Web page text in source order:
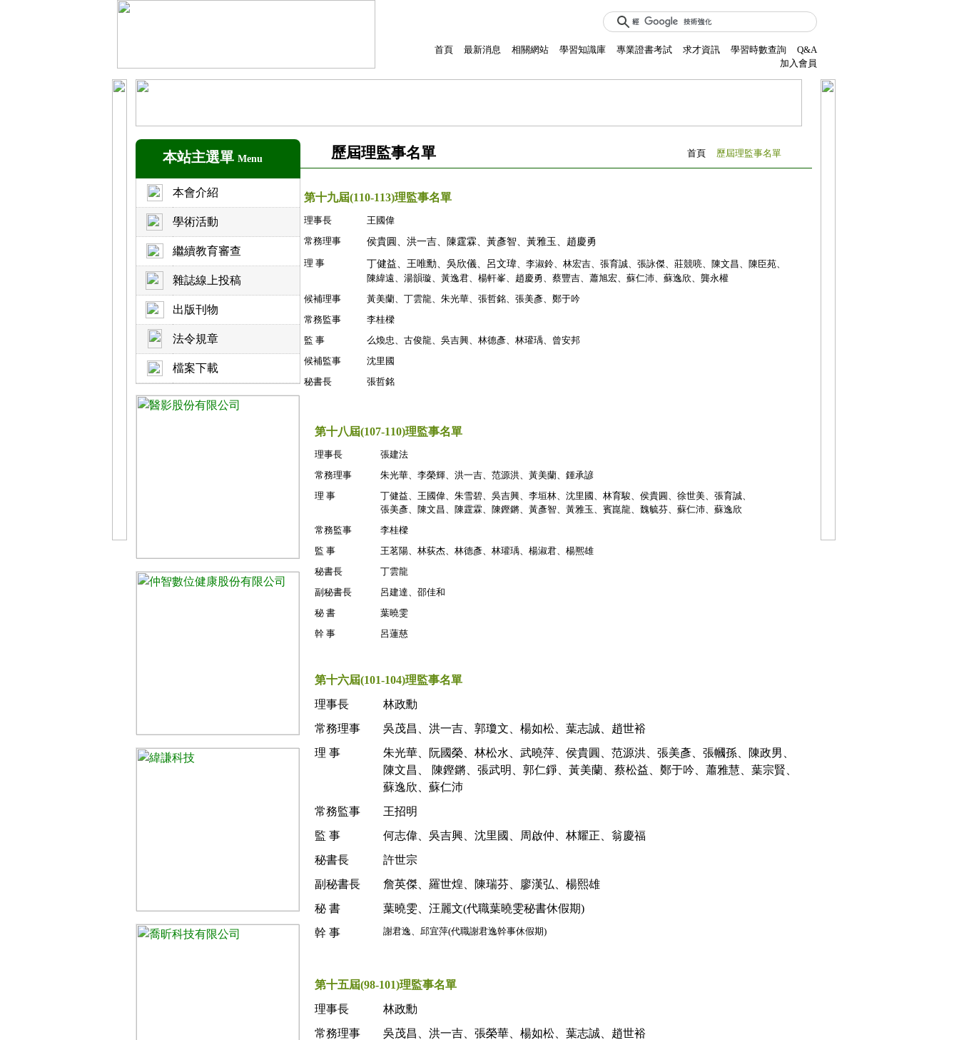
首頁 最新消息 相關網站 學習知識庫 專業證書考試 求才資訊 學習時數查詢
Q&A
加入會員
本站主選單 Menu
本會介紹
學術活動
繼續教育審查
雜誌線上投稿
出版刊物
法令規章
檔案下載
歷屆理監事名單 首頁 歷屆理監事名單
第十九屆(110-113)理監事名單
理事長
王國偉
常務理事
侯貴圓、洪一吉、陳霆霖、黃彥智、黃雅玉、趙慶勇
理 事
丁健益、王唯勳、吳欣儀、呂文瑋、李淑鈴、林宏吉、張育誠、張詠傑、莊競喨、陳文昌、陳臣苑、
陳緯遠、湯韻璇、黃逸君、楊軒峯、趙慶勇、蔡豐吉、蕭旭宏、蘇仁沛、蘇逸欣、龔永權
候補理事
黃美蘭、丁雲龍、朱光華、張哲銘、張美彥、鄭于吟
常務監事
李桂樑
監 事
么煥忠、古俊龍、吳吉興、林德彥、林瓘瑀、曾安邦
候補監事
沈里國
秘書長
張哲銘
第十八屆(107-110)理監事名單
理事長
張建法
常務理事
朱光華、李榮輝、洪一吉、范源洪、黃美蘭、鍾承諺
理 事
丁健益、王國偉、朱雪碧、吳吉興、李垣林、沈里國、林育駿、侯貴圓、徐世美、張育誠、
張美彥、陳文昌、陳霆霖、陳鏗鏘、黃彥智、黃雅玉、賓崑龍、魏毓芬、蘇仁沛、蘇逸欣
常務監事
李桂樑
監 事
王茗陽、林荻杰、林德彥、林瓘瑀、楊淑君、楊熈雄
秘書長
丁雲龍
副 秘書長
呂建達、邵佳和
秘 書
葉曉雯
幹 事
呂蓮慈
第十六屆(101-104)理監事名單
理事長
林政勳
常務理事
吳茂昌、洪一吉、郭瓊文、楊如松、葉志誠、趙世裕
理 事
朱光華、阮國榮、林松水、武曉萍、侯貴圓、范源洪、張美彥、張幗孫、陳政男、
陳文昌、 陳鏗鏘、張武明、郭仁錚、黃美蘭、蔡松益、鄭于吟、蕭雅慧、葉宗賢、
蘇逸欣、蘇仁沛
常務監事
王招明
監 事
何志偉、吳吉興、沈里國、周啟仲、林耀正、翁慶福
秘書長
許世宗
副秘書長
詹英傑、羅世煌、陳瑞芬、廖漢弘、楊熙雄
秘 書
葉曉雯、汪麗文(代職葉曉雯秘書休假期)
幹 事
謝君逸、邱宜萍(代職謝君逸幹事休假期)
第十五屆(98-101)理監事名單
理事長
林政勳
常務理事
吳茂昌、洪一吉、張榮華、楊如松、葉志誠、趙世裕